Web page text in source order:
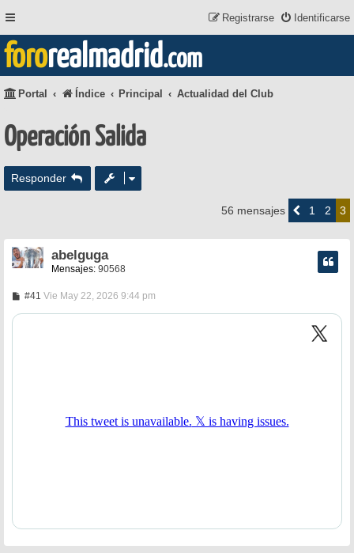
Identificarse
Registrarse
fororealmadrid.com
Portal Índice Principal Actualidad del Club
Operación Salida
Responder
56 mensajesAnterior1 2 3
abelguga
Mensajes: 90568
#41 M
n
Vie May 22, 2026 9:44 pm